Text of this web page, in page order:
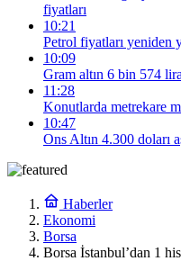
fiyatları
10:21
Petrol fiyatları yeniden
10:09
Gram altın 6 bin 574
11:28
Konutlarda metrekare
10:47
Ons Altın 4.300 doları
Haberler
Ekonomi
Borsa
Borsa İstanbul’dan 1